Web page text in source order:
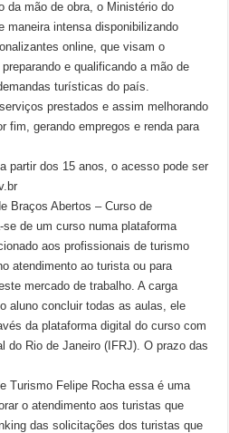
da mão de obra, o Ministério do
maneira intensa disponibilizando
online, que visam o
e qualificando a mão de
turísticas do país.
prestados e assim melhorando
fim, gerando empregos e renda para
partir dos 15 anos, o acesso pode ser
Braços Abertos – Curso de
de um curso numa plataforma
aos profissionais de turismo
atendimento ao turista ou para
mercado de trabalho. A carga
aluno concluir todas as aulas, ele
da plataforma digital do curso com
do Rio de Janeiro (IFRJ). O prazo das
Turismo Felipe Rocha essa é uma
o atendimento aos turistas que
das solicitações dos turistas que